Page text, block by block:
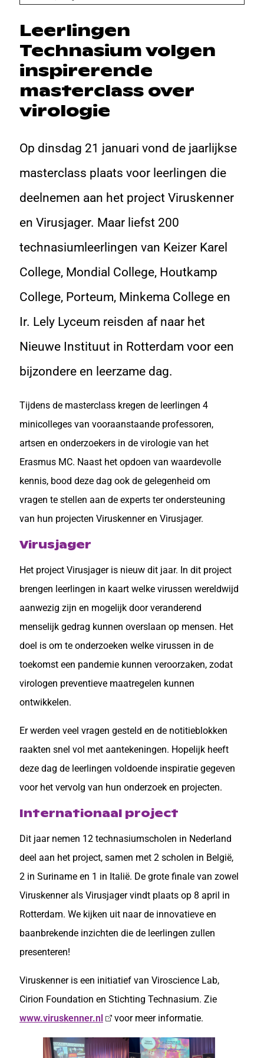
Leerlingen
Technasium volgen
inspirerende
masterclass over
virologie
Op dinsdag 21 januari vond de jaarlijkse
masterclass plaats voor leerlingen die
deelnemen aan het project Viruskenner
en Virusjager. Maar liefst 200
technasiumleerlingen van Keizer Karel
College, Mondial College, Houtkamp
College, Porteum, Minkema College en
Ir. Lely Lyceum reisden af naar het
Nieuwe Instituut in Rotterdam voor een
bijzondere en leerzame dag.
Tijdens de masterclass kregen de leerlingen 4
minicolleges van vooraanstaande professoren,
artsen en onderzoekers in de virologie van het
Erasmus MC. Naast het opdoen van waardevolle
kennis, bood deze dag ook de gelegenheid om
vragen te stellen aan de experts ter ondersteuning
van hun projecten Viruskenner en Virusjager.
Virusjager
Het project Virusjager is nieuw dit jaar. In dit project
brengen leerlingen in kaart welke virussen wereldwijd
aanwezig zijn en mogelijk door veranderend
menselijk gedrag kunnen overslaan op mensen. Het
doel is om te onderzoeken welke virussen in de
toekomst een pandemie kunnen veroorzaken, zodat
virologen preventieve maatregelen kunnen
ontwikkelen.
Er werden veel vragen gesteld en de notitieblokken
raakten snel vol met aantekeningen. Hopelijk heeft
deze dag de leerlingen voldoende inspiratie gegeven
voor het vervolg van hun onderzoek en projecten.
Internationaal project
Dit jaar nemen 12 technasiumscholen in Nederland
deel aan het project, samen met 2 scholen in België,
2 in Suriname en 1 in Italië. De grote finale van zowel
Viruskenner als Virusjager vindt plaats op 8 april in
Rotterdam. We kijken uit naar de innovatieve en
baanbrekende inzichten die de leerlingen zullen
presenteren!
Viruskenner is een initiatief van Viroscience Lab,
Cirion Foundation en Stichting Technasium. Zie
www.viruskenner.nl
voor meer informatie.